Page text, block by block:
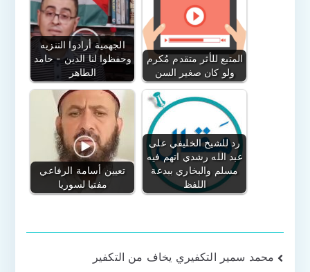
الجهمية أرادوا التنزيه
وحفظوا لنا الدين - حامد
الطاهر
المتبع للأثر متقدم مُكرم
ولو كان صغير السن
تعيين أسامة الرفاعي
مفتيا لسوريا
رد للشيخ الخليفي على
عبد الله رشدي اتهم فيه
مسلم والبخاري ببدعة
اللفظ
تصفّح
محمد سمير التكفيري يخاف من التكفير